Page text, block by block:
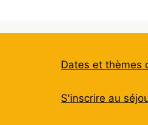
Dates et thèmes
S'inscrire au